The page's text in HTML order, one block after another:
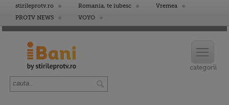
stirileprotv.ro Romania, te iubesc
Vremea
PROTV NEWS
VOYO